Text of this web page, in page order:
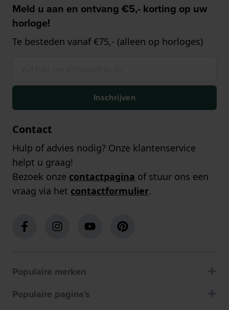
Meld u aan en ontvang €5,- korting op uw
horloge!
Te besteden vanaf €75,- (alleen op horloges)
Inschrijven
Contact
Hulp of advies nodig? Onze klantenservice
helpt u graag!
Bezoek onze contactpagina of stuur ons een
vraag via het contactformulier.
Populaire merken
Populaire pagina's